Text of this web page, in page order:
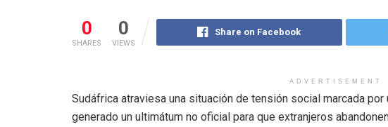
0
SHARES
0
VIEWS
Share on Facebook
ADVERTISEMENT
Sudáfrica atraviesa una situación de tensión social marcada
generado un ultimátum no oficial para que extranjeros